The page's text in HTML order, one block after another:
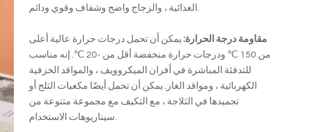
مقاومة درجة الحرارة: يمكن أن تحمل درجات حرارة عالية أعلى
من 150 ℃ ودرجات حرارة منخفضة أقل من -20 ℃. إنه مناسب
للتدفئة المباشرة في أفران الميكروويف ، والمواقد الخزفية
الكهربائية ، ومواقد الغاز. يمكن أن تحمل أيضًا مكعبات الثلج أو
تجميدها في الثلاجة ، مع التكيف مع مجموعة متنوعة من